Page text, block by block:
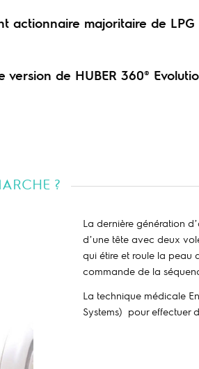
actionnaire majoritaire de LPG
de HUBER 360®
?
La dernière génération
d’une tête avec deux
qui étire et roule la peau
commande de la
La technique médicale
Systems) pour effectuer